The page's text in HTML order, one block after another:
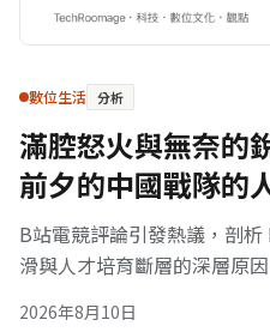
數位生活 分析
滿腔怒火與無奈的
前夕的中國戰隊的
B站電競評論引發熱議，剖
滑與人才培育斷層的深層原因
2026年8月10日